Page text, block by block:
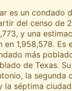
es un condado
del censo de
y una
1,958,578. Es
más
de Texas.
la segunda
la séptima